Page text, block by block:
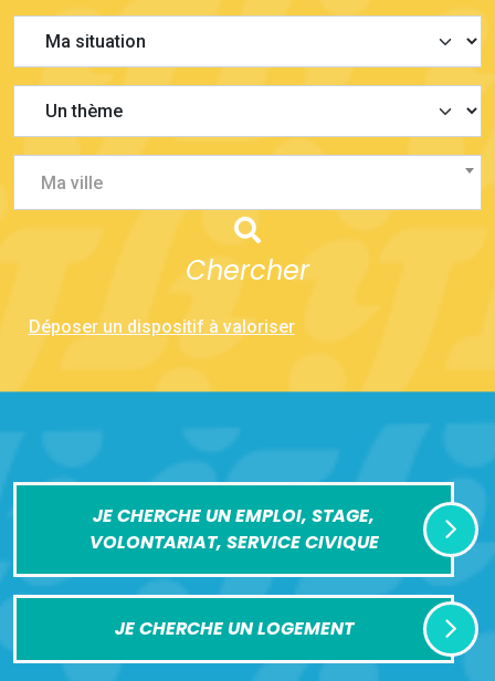
Ma ville
Chercher
Déposer un dispositif à valoriser
JE CHERCHE UN EMPLOI, STAGE,
VOLONTARIAT, SERVICE CIVIQUE
JE CHERCHE UN LOGEMENT